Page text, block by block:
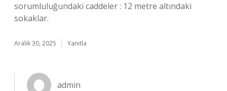
sorumluluğundaki caddeler : 12 metre altındaki
sokaklar.
Aralık 30, 2025 Yanıtla
admin